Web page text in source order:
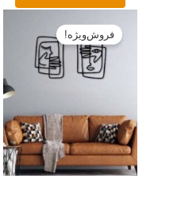
فروش‌ویژه!اصلی:
تومان۲۱۸۰۰۰
بود.